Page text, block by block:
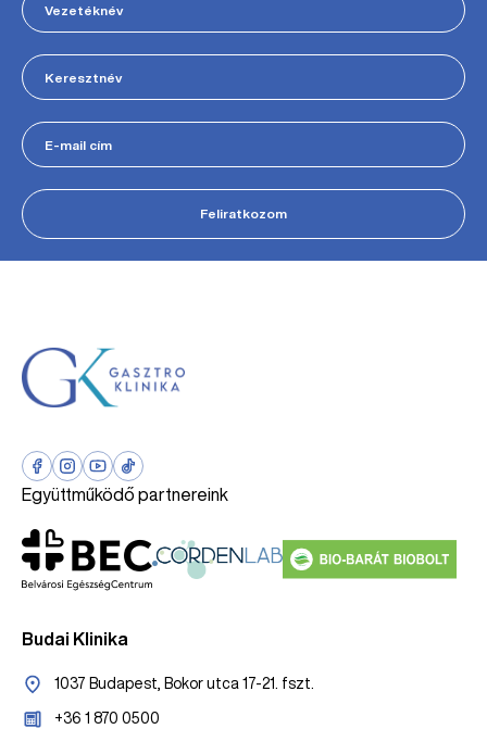
Feliratkozom
Együttműködő partnereink
Budai Klinika
1037 Budapest, Bokor utca 17-21. fszt.
+36 1 870 0500